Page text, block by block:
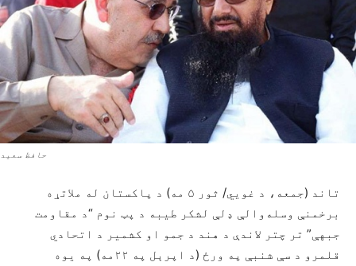
حافظ سعید
تاند (جمعه، د غويي/ ثور ۵ مه) د پاکستان له ملاتړه
برخمنې وسله‌والې ډلې لشکر طیبه د پټ نوم “د مقاومت
جبهې” تر چتر لاندې د هند د جمو او کشمیر د اتحادي
قلمرو د سې شنبې په ورځ (د اپرېل په ۲۲مه) په یوه